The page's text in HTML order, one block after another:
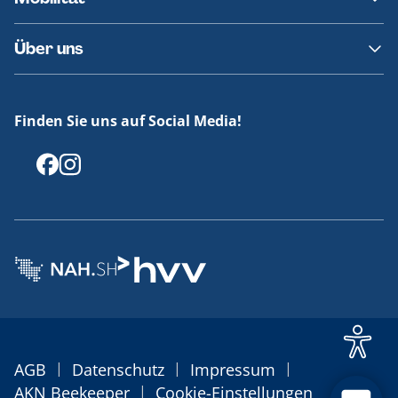
Fundsachen
Häufige Fragen
Barrierefreies Reisen
Erklärung Barrierefreiheit
Über uns
Offenlegungen
Finden Sie uns auf Social Media!
AGB | Datenschutz | Impressum |
AKN Beekeeper | Cookie-Einstellungen